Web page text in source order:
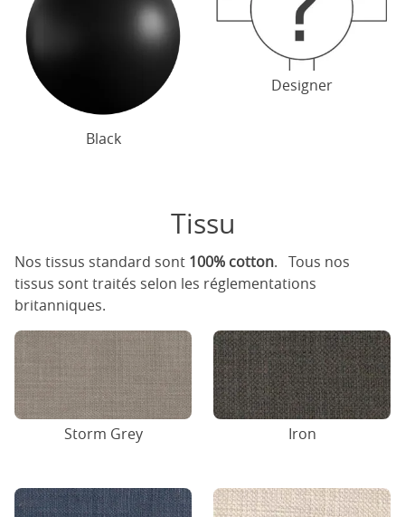
Black
Designer
Tissu
Nos tissus standard sont 100% cotton. Tous nos
tissus sont traités selon les réglementations
britanniques.
Storm Grey Iron